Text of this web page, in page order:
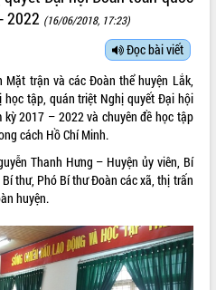
2022 (16/06/2018, 17:23)
Đọc bài viết
trận và các Đoàn thể huyện Lắk,
tập, quán triệt Nghị quyết Đại hội
2017 – 2022 và chuyên đề học tập
cách Hồ Chí Minh.
Thanh Hưng – Huyện ủy viên, Bí
thư, Phó Bí thư Đoàn các xã, thị trấn
huyện.